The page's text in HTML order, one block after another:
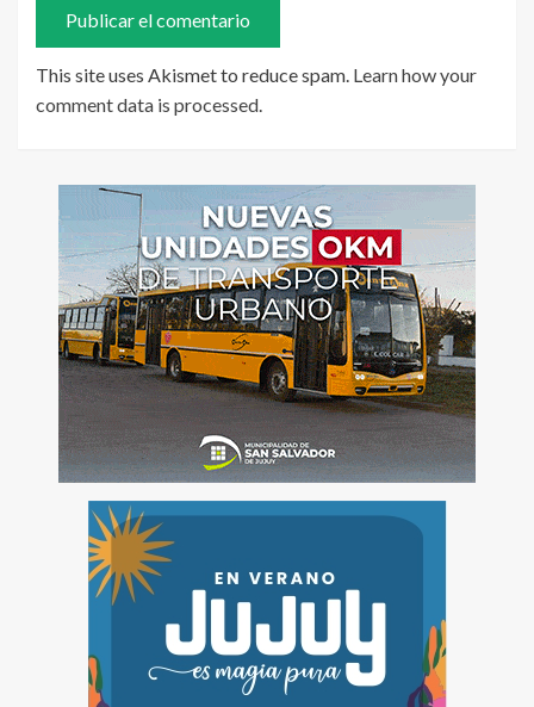
This site uses Akismet to reduce spam. Learn how your
comment data is processed